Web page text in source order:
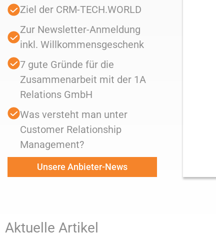
Ziel der CRM-TECH.WORLD
Zur Newsletter-Anmeldung
inkl. Willkommensgeschenk
7 gute Gründe für die
Zusammenarbeit mit der 1A
Relations GmbH
Was versteht man unter
Customer Relationship
Management?
Unsere Anbieter-News
Aktuelle Artikel